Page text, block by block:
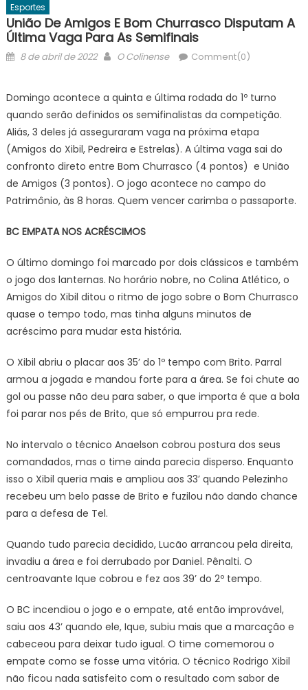
Esportes
União De Amigos E Bom Churrasco Disputam A
Última Vaga Para As Semifinais
Posted
8 de abril de 2022 Author
O Colinense Comment(0)
Domingo acontece a quinta e última rodada do 1º turno
quando serão definidos os semifinalistas da competição.
Aliás, 3 deles já asseguraram vaga na próxima etapa
(Amigos do Xibil, Pedreira e Estrelas). A última vaga sai do
confronto direto entre Bom Churrasco (4 pontos) e União
de Amigos (3 pontos). O jogo acontece no campo do
Patrimônio, às 8 horas. Quem vencer carimba o passaporte.
BC EMPATA NOS ACRÉSCIMOS
O último domingo foi marcado por dois clássicos e também
o jogo dos lanternas. No horário nobre, no Colina Atlético, o
Amigos do Xibil ditou o ritmo de jogo sobre o Bom Churrasco
quase o tempo todo, mas tinha alguns minutos de
acréscimo para mudar esta história.
O Xibil abriu o placar aos 35’ do 1º tempo com Brito. Parral
armou a jogada e mandou forte para a área. Se foi chute ao
gol ou passe não deu para saber, o que importa é que a bola
foi parar nos pés de Brito, que só empurrou pra rede.
No intervalo o técnico Anaelson cobrou postura dos seus
comandados, mas o time ainda parecia disperso. Enquanto
isso o Xibil queria mais e ampliou aos 33’ quando Pelezinho
recebeu um belo passe de Brito e fuzilou não dando chance
para a defesa de Tel.
Quando tudo parecia decidido, Lucão arrancou pela direita,
invadiu a área e foi derrubado por Daniel. Pênalti. O
centroavante Ique cobrou e fez aos 39’ do 2º tempo.
O BC incendiou o jogo e o empate, até então improvável,
saiu aos 43’ quando ele, Ique, subiu mais que a marcação e
cabeceou para deixar tudo igual. O time comemorou o
empate como se fosse uma vitória. O técnico Rodrigo Xibil
não ficou nada satisfeito com o resultado com sabor de